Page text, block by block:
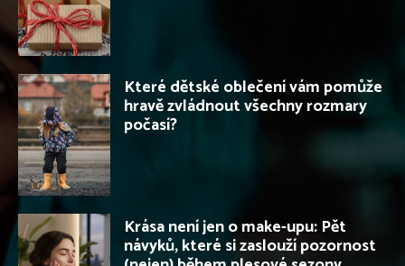
Které dětské oblečení vám pomůže
hravě zvládnout všechny rozmary
počasí?
Krása není jen o make-upu: Pět
návyků, které si zaslouží pozornost